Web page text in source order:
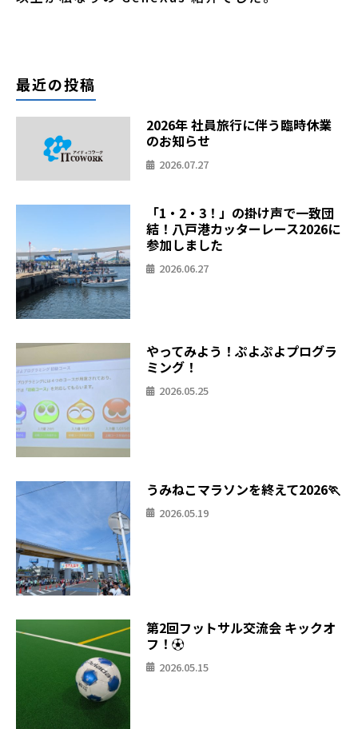
最近の投稿
2026年 社員旅行に伴う臨時休業
のお知らせ
2026.07.27
「1・2・3！」の掛け声で一致団
結！八戸港カッターレース2026に
参加しました
2026.06.27
やってみよう！ぷよぷよプログラ
ミング！
2026.05.25
うみねこマラソンを終えて2026🏃
2026.05.19
第2回フットサル交流会 キックオ
フ！⚽
2026.05.15